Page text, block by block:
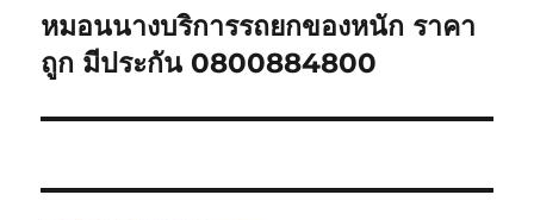
Next
post:
หมอนนางบริการรถยกของหนัก ราคา
ถูก มีประกัน 0800884800